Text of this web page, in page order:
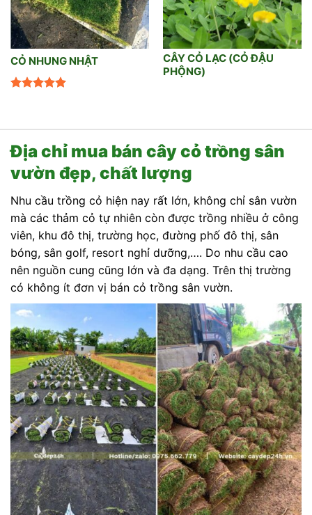
CỎ NHUNG NHẬT
CÂY CỎ LẠC (CỎ ĐẬU
PHỘNG)
Địa chỉ mua bán cây cỏ trồng sân
vườn đẹp, chất lượng
Nhu cầu trồng cỏ hiện nay rất lớn, không chỉ sân vườn
mà các thảm cỏ tự nhiên còn được trồng nhiều ở công
viên, khu đô thị, trường học, đường phố đô thị, sân
bóng, sân golf, resort nghỉ dưỡng,…. Do nhu cầu cao
nên nguồn cung cũng lớn và đa dạng. Trên thị trường
có không ít đơn vị bán cỏ trồng sân vườn.